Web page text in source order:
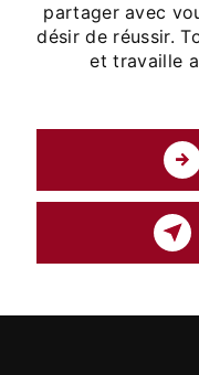
partager avec
désir de réussir.
et travaille